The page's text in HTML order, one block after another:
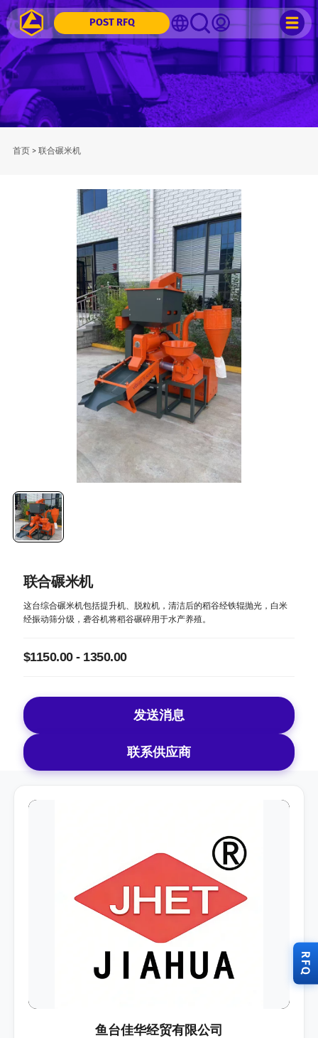
POST RFQ
首页> 联合碾米机
联合碾米机
这台综合碾米机包括提升机、脱粒机，清洁后的稻谷经铁辊抛光，白米
经振动筛分级，砻谷机将稻谷碾碎用于水产养殖。
$1150.00 - 1350.00
发送消息
联系供应商
鱼台佳华经贸有限公司
RFQ